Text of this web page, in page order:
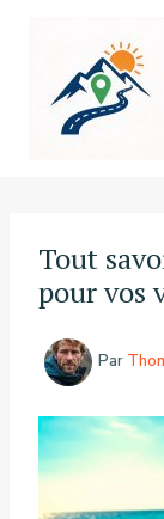
Tout
pour vos
Par